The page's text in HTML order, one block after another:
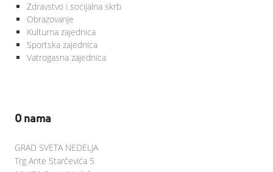
Zdravstvo i socijalna skrb
Obrazovanje
Kulturna zajednica
Sportska zajednica
Vatrogasna zajednica
O nama
GRAD SVETA NEDELJA
Trg Ante Starčevića 5